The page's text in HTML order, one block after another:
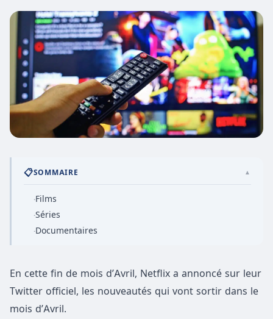
📋SOMMAIRE ▲
·Films
·Séries
·Documentaires
En cette fin de mois d’Avril, Netflix a annoncé sur leur
Twitter officiel, les nouveautés qui vont sortir dans le
mois d’Avril.